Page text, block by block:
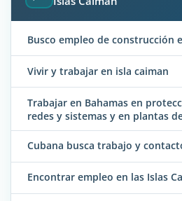
Busco empleo de construcción
Vivir y trabajar en isla caiman
Trabajar en Bahamas en
redes y sistemas y en plantas
Cubana busca trabajo y
Encontrar empleo en las Islas